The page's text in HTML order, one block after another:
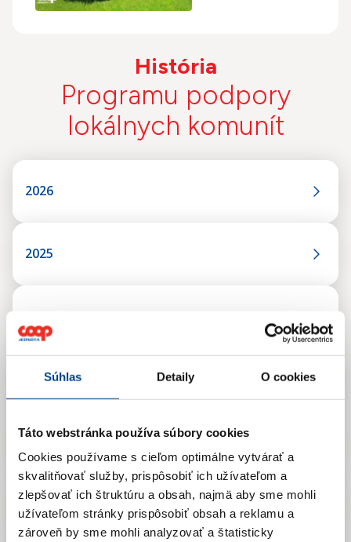
Súhlas Detaily O cookies
Táto webstránka používa súbory cookies
Cookies používame s cieľom optimálne vytvárať a
skvalitňovať služby, prispôsobiť ich užívateľom a
zlepšovať ich štruktúru a obsah, najmä aby sme mohli
užívateľom stránky prispôsobiť obsah a reklamu a
zároveň by sme mohli analyzovať a štatisticky
História
Programu podpory
lokálnych komunít
2026
2025
2023
2022
2021